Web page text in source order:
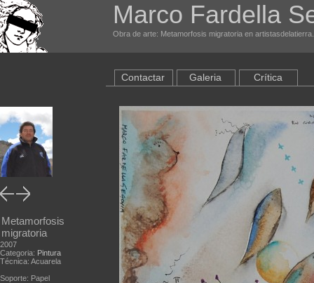
Marco Fardella
Obra de arte: Metamorfosis migratoria en
Metamorfosis
migratoria
2007
Categoria: Pintura
Técnica: Acuarela
Soporte: Papel
Contactar Galeria Crítica